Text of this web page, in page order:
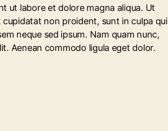
ut labore et dolore magna aliqua. Ut
non proident, sunt in culpa qui
neque sed ipsum. Nam quam nunc,
Aenean commodo ligula eget dolor.